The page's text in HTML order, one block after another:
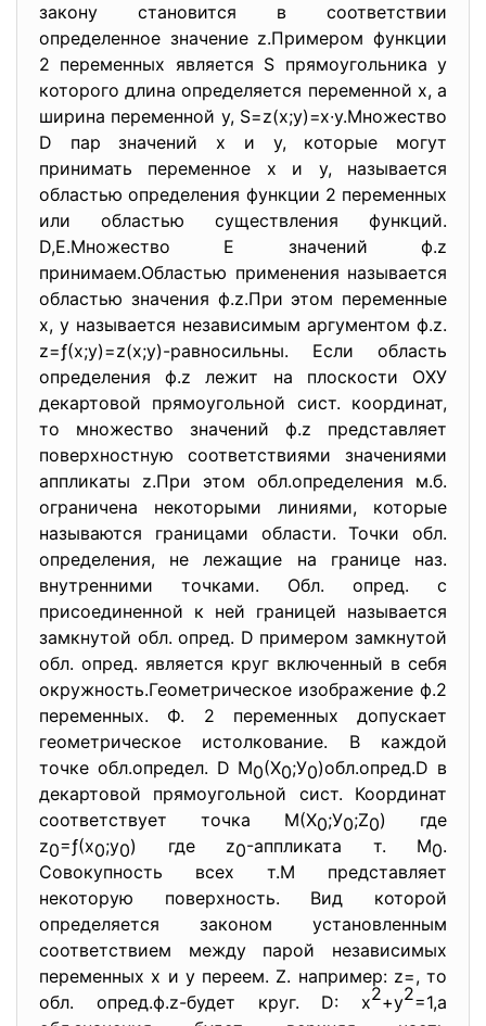
закону становится в соответствии
определенное значение z.Примером функции
2 переменных является S прямоугольника у
которого длина определяется переменной х, а
ширина переменной у, S=z(x;y)=x∙y.Множество
D пар значений х и у, которые могут
принимать переменное х и у, называется
областью определения функции 2 переменных
или областью существления функций.
D,E.Множество Е значений ф.z
принимаем.Областью применения называется
областью значения ф.z.При этом переменные
х, у называется независимым аргументом ф.z.
z=ƒ(х;у)=z(х;у)-равносильны. Если область
определения ф.z лежит на плоскости ОХУ
декартовой прямоугольной сист. координат,
то множество значений ф.z представляет
поверхностную соответствиями значениями
аппликаты z.При этом обл.определения м.б.
ограничена некоторыми линиями, которые
называются границами области. Точки обл.
определения, не лежащие на границе наз.
внутренними точками. Обл. опред. с
присоединенной к ней границей называется
замкнутой обл. опред. D примером замкнутой
обл. опред. является круг включенный в себя
окружность.Геометрическое изображение ф.2
переменных. Ф. 2 переменных допускает
геометрическое истолкование. В каждой
точке обл.определ. D М0(Х0;У0)обл.опред.D в
декартовой прямоугольной сист. Координат
соответствует точка М(Х0;У0;Z0) где
z0=ƒ(х0;у0) где z0-аппликата т. М0.
Совокупность всех т.М представляет
некоторую поверхность. Вид которой
определяется законом установленным
соответствием между парой независимых
переменных х и у переем. Z. например: z=, то
обл. опред.ф.z-будет круг. D: х2+у2=1,а